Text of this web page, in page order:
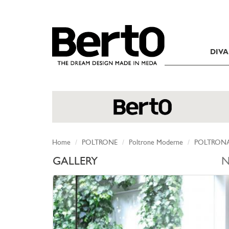
Home POLTRONE Poltrone Moderne
GALLERY